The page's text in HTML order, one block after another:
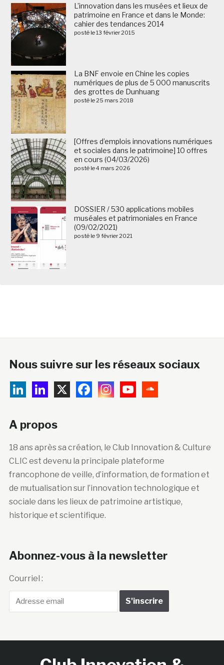
L’innovation dans les musées et lieux de
patrimoine en France et dans le Monde:
cahier des tendances 2014
posté le 13 février 2015
La BNF envoie en Chine les copies
numériques de plus de 5 000 manuscrits
des grottes de Dunhuang
posté le 25 mars 2018
[Offres d’emplois innovations numériques
et sociales dans le patrimoine] 10 offres
en cours (04/03/2026)
posté le 4 mars 2026
DOSSIER / 530 applications mobiles
muséales et patrimoniales en France
(09/02/2021)
posté le 9 février 2021
Nous suivre sur les réseaux sociaux
A propos
18 ans après sa création, le Club Innovation & Culture
CLIC est devenu la principale plateforme
francophone de veille, d’information, de formation et
de mutualisation sur l’innovation technologique et
sociale dans les lieux de patrimoine artistique,
historique et scientifique.
Abonnez-vous à la newsletter
Courriel :